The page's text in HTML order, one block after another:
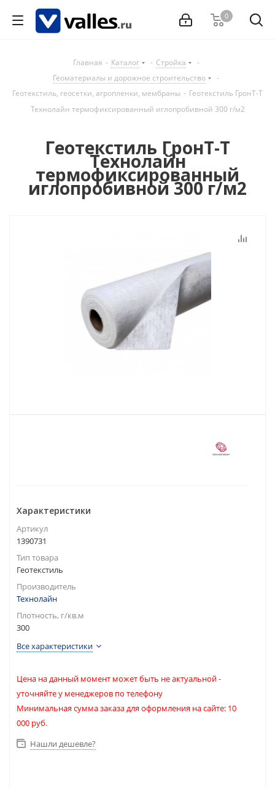
0
Главная - Каталог - Стройка
-
Геоматериалы и дорожное строительство
-
Геотекстиль, геосетки, агропленки, мембраны - Геотекстиль ГронТ-Т
Технолайн термофиксированный иглопробивной 300 г/м2
Геотекстиль ГронТ-Т
Технолайн
термофиксированный
иглопробивной 300 г/м2
Характеристики
Артикул
1390731
Тип товара
Геотекстиль
Производитель
Технолайн
Плотность, г/кв.м
300
Все характеристики
Цена на данный момент может быть не актуальной -
уточняйте у менеджеров по телефону
Минимальная сумма заказа для оформления на сайте: 10
000 руб.
Нашли дешевле?